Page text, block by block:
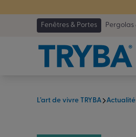
Fenêtres & Portes
Pergolas
L’art de vivre TRYBA